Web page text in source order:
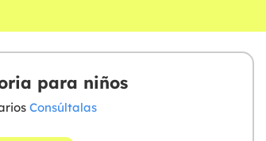
para niños
Consúltalas